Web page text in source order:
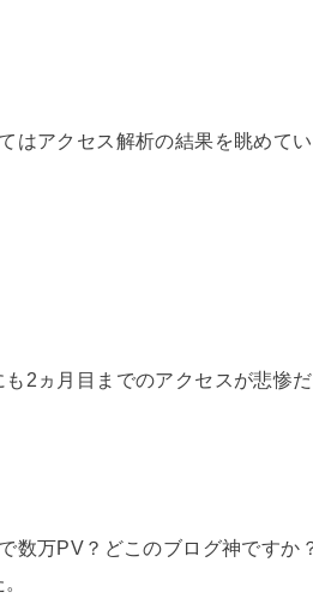
はアクセス解析の結果を眺めてい
2ヵ月目までのアクセスが悲惨
数万PV？どこのブログ神ですか